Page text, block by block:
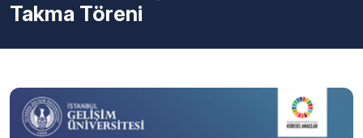
Akademik Takvim Burslar Taban Puanlar
Takma Töreni